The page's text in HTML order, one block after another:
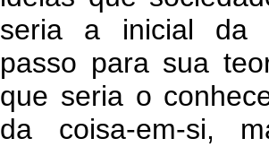
seria a inicial da
passo para sua
que seria o
da coisa-em-si,